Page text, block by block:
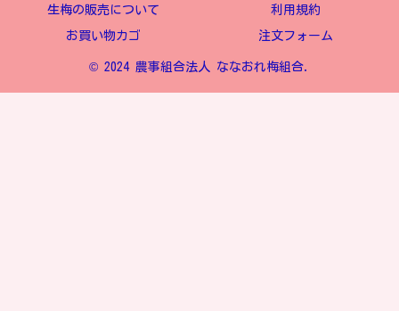
生梅の販売について 利用規約
お買い物カゴ 注文フォーム
© 2024 農事組合法人 ななおれ梅組合.